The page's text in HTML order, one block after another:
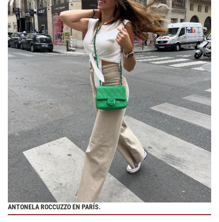
ANTONELA ROCCUZZO EN PARÍS.